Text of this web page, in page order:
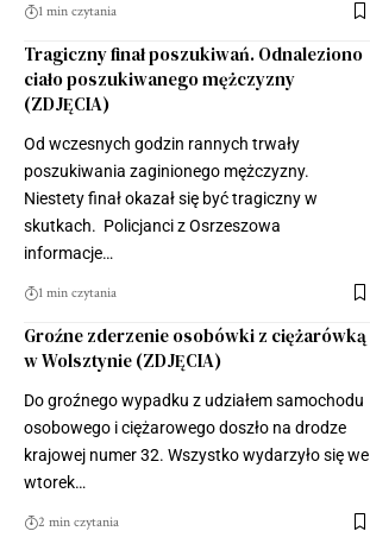
1 min czytania
Tragiczny finał poszukiwań. Odnaleziono
ciało poszukiwanego mężczyzny
(ZDJĘCIA)
Od wczesnych godzin rannych trwały
poszukiwania zaginionego mężczyzny.
Niestety finał okazał się być tragiczny w
skutkach. Policjanci z Osrzeszowa
informacje…
1 min czytania
Groźne zderzenie osobówki z ciężarówką
w Wolsztynie (ZDJĘCIA)
Do groźnego wypadku z udziałem samochodu
osobowego i ciężarowego doszło na drodze
krajowej numer 32. Wszystko wydarzyło się we
wtorek…
2 min czytania